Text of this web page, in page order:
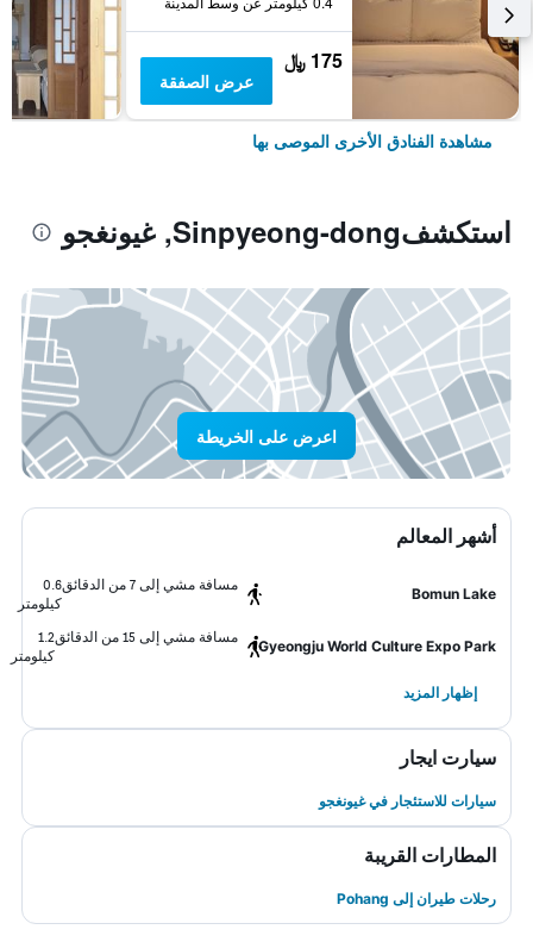
175 ﷼
عرض الصفقة
مشاهدة الفنادق الأخرى الموصى بها
استكشفSinpyeong-dong, غيونغجو
اعرض على الخريطة
أشهر المعالم
Bomun Lake
مسافة مشي إلى 7 من الدقائق
0.6
كيلومتر
Gyeongju World Culture Expo Park
مسافة مشي إلى 15 من الدقائق
1.2
كيلومتر
إظهار المزيد
سيارت ايجار
سيارات للاستئجار في غيونغجو
المطارات القريبة
رحلات طيران إلى Pohang